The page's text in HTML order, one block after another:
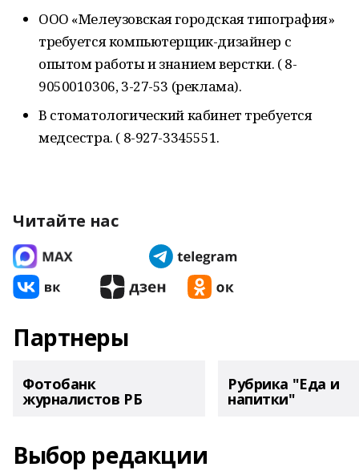
ООО «Мелеузовская городская типография»
требуется компьютерщик-дизайнер с
опытом работы и знанием верстки. ( 8-
9050010306, 3-27-53 (реклама).
В стоматологический кабинет требуется
медсестра. ( 8-927-3345551.
Читайте нас
Партнеры
Фотобанк
журналистов РБ
Рубрика "Еда и
напитки"
Выбор редакции